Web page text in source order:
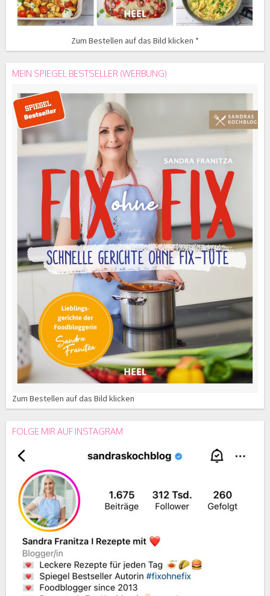
Zum Bestellen auf das Bild klicken *
MEIN SPIEGEL BESTSELLER (WERBUNG)
Zum Bestellen auf das Bild klicken
FOLGE MIR AUF INSTAGRAM